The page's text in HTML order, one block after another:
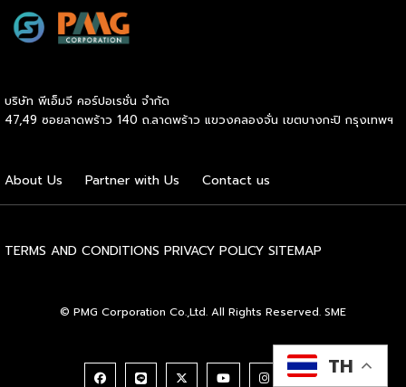
ทางธุรกิจอย่างใกล้ชิดตลอดระยะเวลาสัญญา คอยให้คำแนะนำ
และร่วมแก้ปัญหาต่างๆ ทำให้ผู้ลงทุนมั่นใจได้ว่าจะไม่ได้เดินอยู่บน
เส้นทางธุรกิจเพียงลำพัง เหตุผลประการที่สี่คือ โอกาสเติบโต
ให้คำปรึกษาด้านการบริหารการเงิน การประมาณการรายรับ-ราย
จ่าย ตลอดจนการจัดการสต๊อกสินค้าอย่างเป็นระบบ ช่วยให้ระบบ
การเงินของร้านมีสภาพคล่องที่ดี เพิ่มโอกาสในการคืนทุนได้เร็ว
ในแวดวงธุรกิจต่อไปได้ไม่ยาก และเหตุผลประการสุดท้ายคือ
การเข้าถึงแหล่งเงินทุนได้ง่ายกว่าธุรกิจทั่วไป สถาบันการเงินส่วน
ใหญ่ให้ความไว้วางใจและอนุมัติสินเชื่อแก่ผู้ขอซื้อแฟรนไชส์ที่เป็น
DAAT ชี้ว่าผู้เชี่ยวชาญแนะนำให้ธุรกิจจัดสรรงบประมาณราว 30%
ไว้สำหรับการสร้างแบรนด์ (Brand Building) ในระยะยาว แทนที่
Top of Mind ของผู้บริโภคจะเป็นฝ่ายได้เปรียบเมื่อสถานการณ์
กลับมาคึกคักอีกครั้ง นี่คือจุดที่เครื่องมือการตลาดเข้ามามี
Optimization ด้วย AI แต่ต้องย้ำว่าเครื่องมือทำหน้าที่ “รับใช้
กลยุทธ์” […]
บริษัท พีเอ็มจี คอร์ปอเรชั่น จำกัด
47,49 ซอยลาดพร้าว 140 ถ.ลาดพร้าว แขวงคลองจั่น เขตบางกะปิ กรุงเทพฯ
About Us Partner with Us Contact us
TERMS AND CONDITIONS PRIVACY POLICY SITEMAP
© PMG Corporation Co.,Ltd. All Rights Reserved. SME
TH